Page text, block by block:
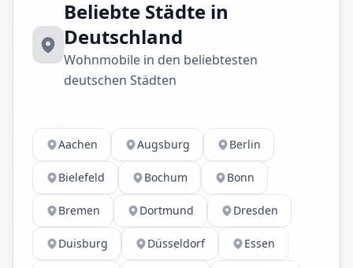
Beliebte Städte in
Deutschland
Wohnmobile in den beliebtesten
deutschen Städten
Aachen Augsburg Berlin
Bielefeld Bochum Bonn
Bremen Dortmund Dresden
Duisburg Düsseldorf Essen